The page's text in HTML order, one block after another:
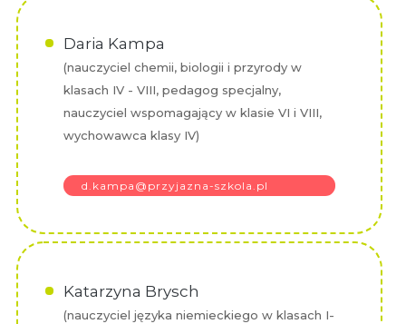
Daria Kampa
(nauczyciel chemii, biologii i przyrody w
klasach IV - VIII, pedagog specjalny,
nauczyciel wspomagający w klasie VI i VIII,
wychowawca klasy IV)
d.kampa@przyjazna-szkola.pl
Katarzyna Brysch
(nauczyciel języka niemieckiego w klasach I-